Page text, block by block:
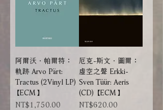
阿爾沃．帕爾特：
軌跡 Arvo Pärt:
Tractus (2Vinyl LP)
【ECM】
Price
NT$1,750.00
厄克-斯文．圖爾：
虛空之聲 Erkki-
Sven Tüür: Aeris
(CD) 【ECM】
Price
NT$620.00